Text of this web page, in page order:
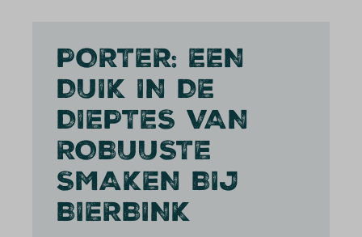
PORTER: EEN
DUIK IN DE
DIEPTES VAN
ROBUUSTE
SMAKEN BIJ
BIERBINK